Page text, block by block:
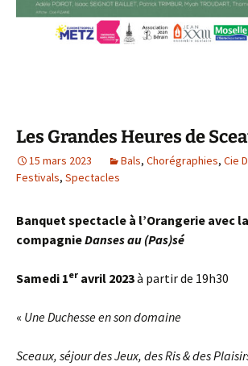
Les Grandes Heures de
15 mars 2023 Bals, Chorégraphies, Cie
Festivals, Spectacles
Banquet spectacle à l’Orangerie avec la
compagnieDanses au (Pas)sé
Samedi 1er avril 2023à partir de 19h30
« Une Duchesse en son domaine
Sceaux, séjour des Jeux, des Ris & des